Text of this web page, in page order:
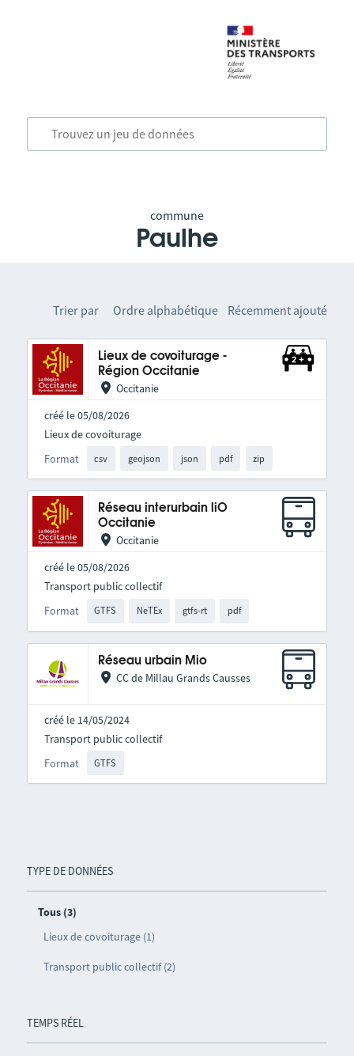
commune
Paulhe
TYPE DE DONNÉES
Tous (3)
Lieux de covoiturage (1)
Transport public collectif (2)
TEMPS RÉEL
Trier par Ordre alphabétique Récemment ajouté
Lieux de covoiturage -
Région Occitanie
Occitanie
créé le 05/08/2026
Format csv geojson json pdf zip
Lieux de covoiturage
Réseau interurbain liO
Occitanie
Occitanie
créé le 05/08/2026
Format GTFS NeTEx gtfs-rt pdf
Transport public collectif
Réseau urbain Mio
CC de Millau Grands Causses
créé le 14/05/2024
Format GTFS
Transport public collectif